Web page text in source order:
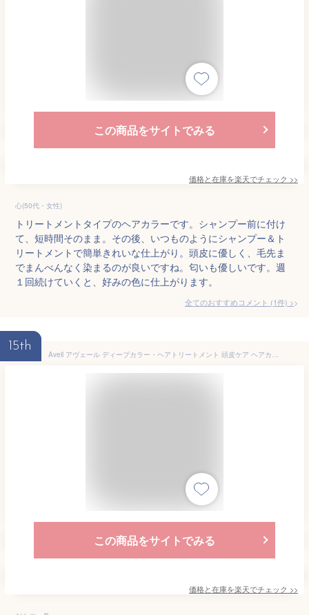
この商品をサイトでみる
価格と在庫を楽天でチェック >>
心(50代・女性)
トリートメントタイプのヘアカラーです。シャンプー前に付け
て、短時間そのまま。その後、いつものようにシャンプー＆ト
リートメントで簡単きれいな仕上がり。頭皮に優しく、毛先ま
でまんべんなく染まるのが良いですね。匂いも優しいです。週
１回続けていくと、好みの色に仕上がります。
全てのおすすめコメント (1件) >
15th
Aveil アヴェール ディープカラー・ヘアトリートメント 頭皮ケア ヘアカラー 毛染め 染毛剤 白髪 白髪染め 植物由来 ツヤ髪 無添加 オーガニック マックスグロー マックス・グロー Max Grow
この商品をサイトでみる
価格と在庫を楽天でチェック >>